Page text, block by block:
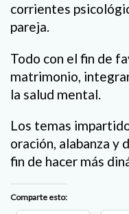
corrientes
pareja.
Todo con el fin de
matrimonio,
la salud mental.
Los temas
oración, alabanza y
fin de hacer más
Comparte esto: